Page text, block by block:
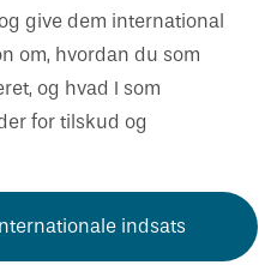
give dem international
om, hvordan du som
og hvad I som
for tilskud og
indsats